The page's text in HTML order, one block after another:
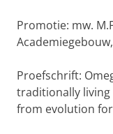
Promotie: mw.
Proefschrift:
traditionally living
from evolution